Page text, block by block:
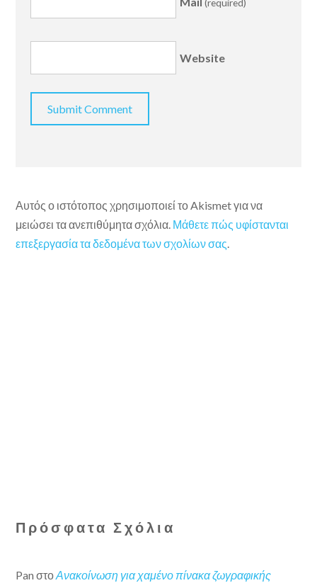
(required)
Website
Αυτός ο ιστότοπος χρησιμοποιεί το Akismet για να
μειώσει τα ανεπιθύμητα σχόλια. Μάθετε πώς υφίστανται
επεξεργασία τα δεδομένα των σχολίων σας.
Πρόσφατα Σχόλια
Pan στοΑνακοίνωση για χαμένο πίνακα ζωγραφικής